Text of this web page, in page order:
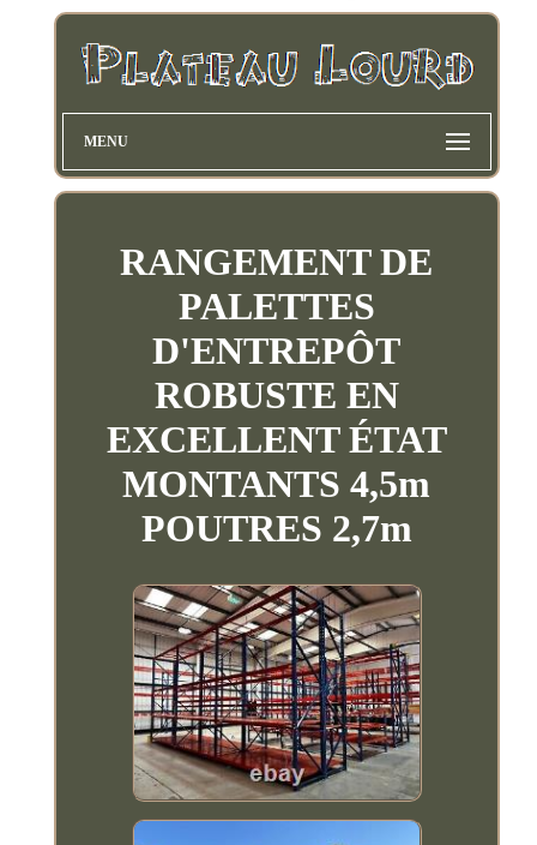
MENU
RANGEMENT DE
PALETTES
D'ENTREPÔT
ROBUSTE EN
EXCELLENT ÉTAT
MONTANTS 4,5m
POUTRES 2,7m